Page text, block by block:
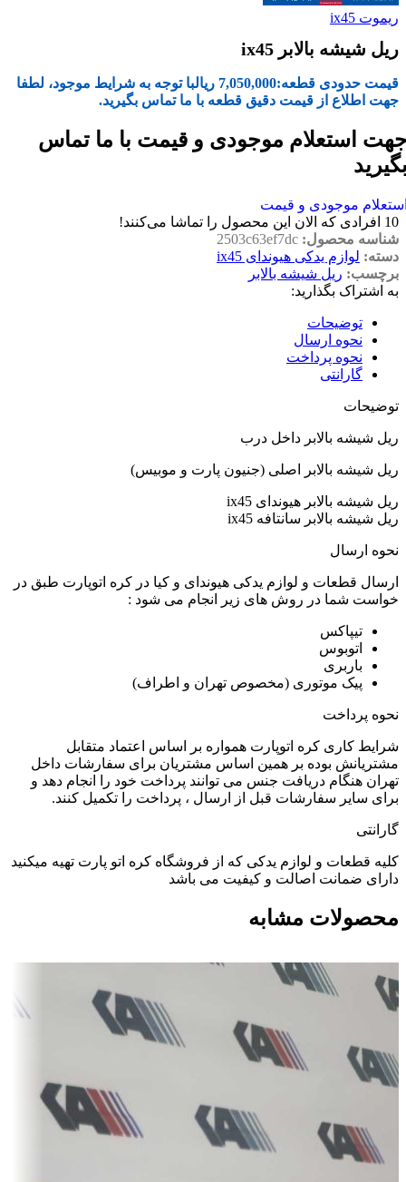
ریموت ix45
ریل شیشه بالابر ix45
قیمت حدودی قطعه:7,050,000 ریالبا توجه به شرایط موجود، لطفا
جهت اطلاع از قیمت دقیق قطعه با ما تماس بگیرید.
استعلام موجودی و قیمت با ما تماس
موجودی و قیمت
10 افرادی که الان این محصول را تماشا می‌کنند!
شناسه محصول: 2503c63ef7dc
دسته: لوازم یدکی هیوندای ix45
برچسب: ریل شیشه بالابر
به اشتراک بگذارید:
توضیحات
نحوه ارسال
نحوه پرداخت
گارانتی
توضیحات
ریل شیشه بالابر داخل درب
ریل شیشه بالابر اصلی (جنیون پارت و موبیس)
ریل شیشه بالابر هیوندای ix45
ریل شیشه بالابر سانتافه ix45
نحوه ارسال
ارسال قطعات و لوازم یدکی هیوندای و کیا در کره اتوپارت طبق در
خواست شما در روش های زیر انجام می شود :
تیپاکس
اتوبوس
باربری
پیک موتوری (مخصوص تهران و اطراف)
نحوه پرداخت
شرایط کاری کره اتوپارت همواره بر اساس اعتماد متقابل
مشتریانش بوده بر همین اساس مشتریان برای سفارشات داخل
تهران هنگام دریافت جنس می توانند پرداخت خود را انجام دهد و
برای سایر سفارشات قبل از ارسال ، پرداخت را تکمیل کنند.
گارانتی
کلیه قطعات و لوازم یدکی که از فروشگاه کره اتو پارت تهیه میکنید
دارای ضمانت اصالت و کیفیت می باشد
محصولات مشابه